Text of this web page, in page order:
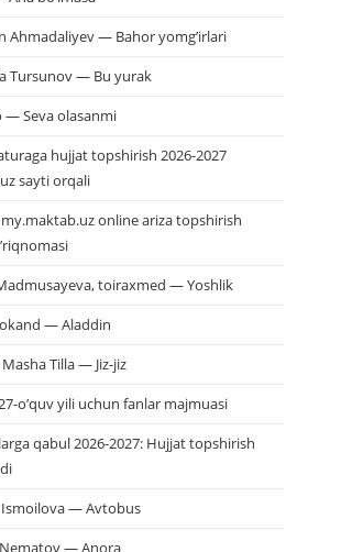
Ahmadaliyev — Bahor yomg’irlari
Tursunov — Bu yurak
— Seva olasanmi
hujjat topshirish 2026-2027
sayti orqali
my.maktab.uz online ariza topshirish
toiraxmed — Yoshlik
— Aladdin
Tilla — Jiz-jiz
o’quv yili uchun fanlar majmuasi
qabul 2026-2027: Hujjat topshirish
Ismoilova — Avtobus
— Anora